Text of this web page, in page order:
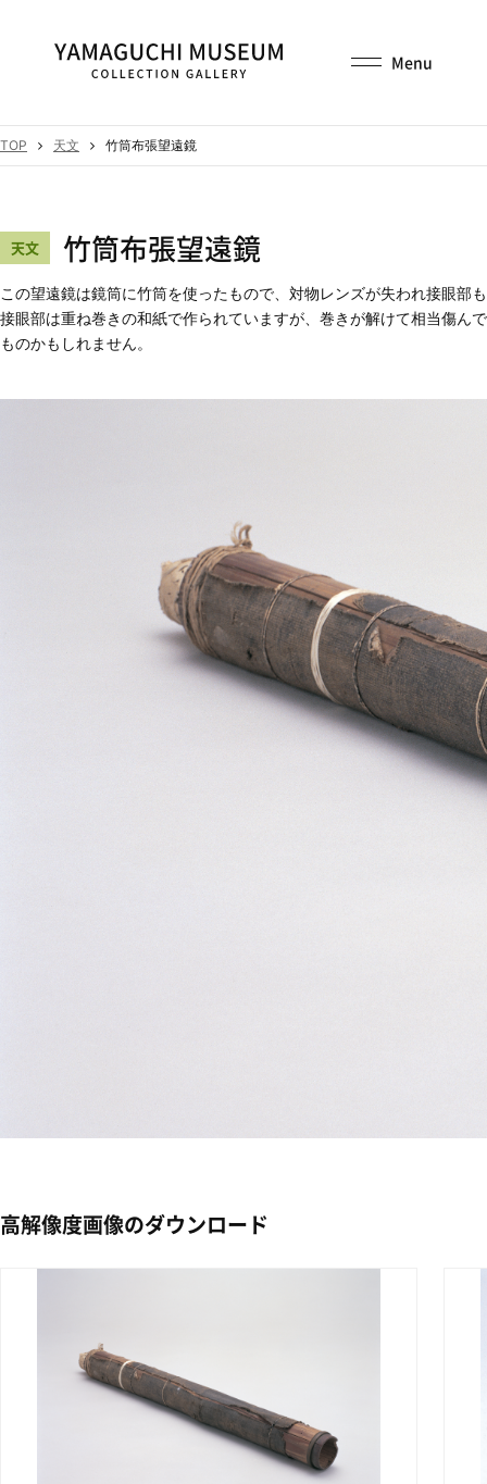
TOP 天文 竹筒布張望遠鏡
天文 竹筒布張望遠鏡
この望遠鏡は鏡筒に竹筒を使ったもので、対物レンズが失われ接眼
接眼部は重ね巻きの和紙で作られていますが、巻きが解けて相当傷ん
ものかもしれません。
高解像度画像のダウンロード